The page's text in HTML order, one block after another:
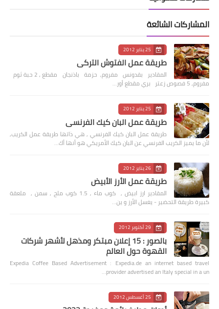
المشاركات الشائعة
25 يناير 2012
طريقة عمل الفتوش التركي
المقادير بقدونس مفروم, حزمة باذنجان مقطع , 2 حبة ثوم
مفروم, 5 فصوص زعتر بري مقطع أور…
25 يناير 2012
طريقة عمل البان كيك الفرنسي
طريقة عمل البان كيك الفرنسي , هي ذاتها طريقة عمل الكريب,
لأن ما يميز الكريب الفرنسي عن البان كيك الأمريكي هو أنها أك…
26 يناير 2012
طريقة عمل الأرز الأبيض
المقادير ارز ابيض , كوب ماء , 1.5 كوب ملح , سمن , ملعقة
كبيرة طريقة التحضير - يغسل الأرز و ين…
29 أكتوبر 2012
بالصور : 15 إعلان مبتكر ومذهل لأشهر شركات
القهوة حول العالم
Expedia Coffee Based Advertisement : Expedia.de an internet based travel
provider advertised an Italy special in a un…
25 أغسطس 2012